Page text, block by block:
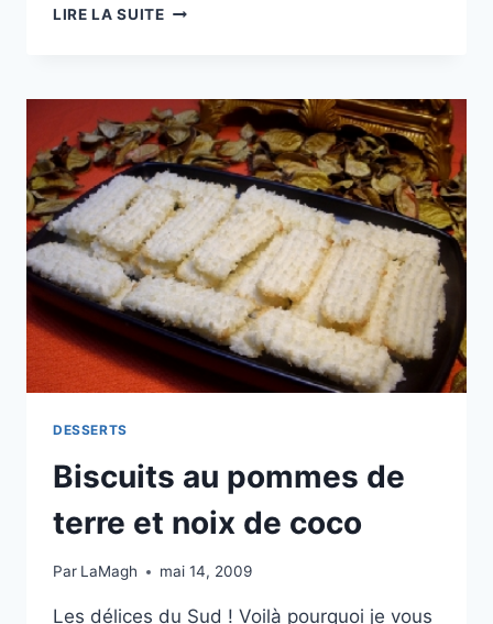
LIRE LA SUITEBISCUITS
DESSERTS
Biscuits au pommes de
terre et noix de coco
Par LaMagh mai 14, 2009
Les délices du Sud ! Voilà pourquoi je vous